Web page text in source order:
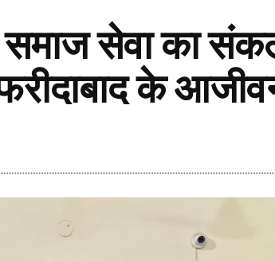
समाज सेवा का
के